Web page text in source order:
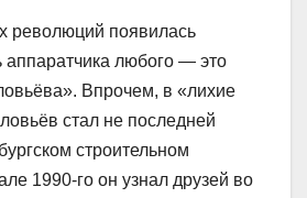
революций появилась
аппаратчика любого — это
Впрочем, в «лихие
стал не последней
строительном
1990-го он узнал друзей во